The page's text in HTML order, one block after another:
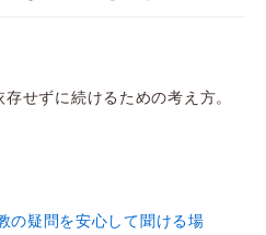
せずに続けるための考え方。
の疑問を安心して聞ける場